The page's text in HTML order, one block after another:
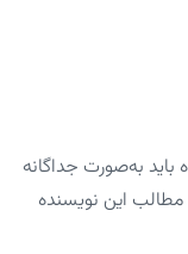
به‌صورت جداگانه
این نویسنده